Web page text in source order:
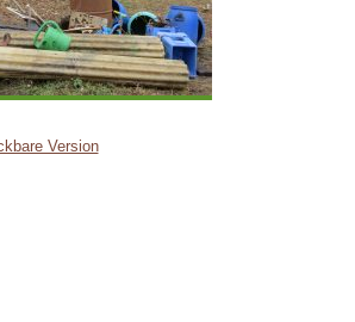
Version